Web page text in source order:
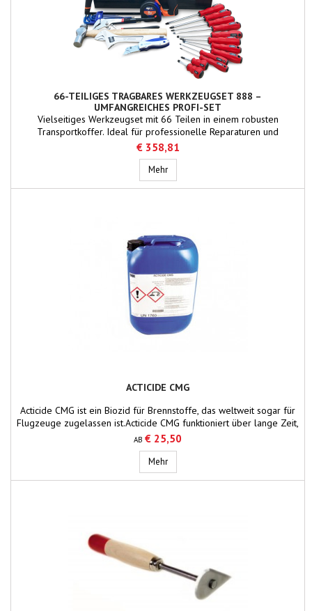
66-TEILIGES TRAGBARES WERKZEUGSET 888 –
UMFANGREICHES PROFI-SET
Vielseitiges Werkzeugset mit 66 Teilen in einem robusten
Transportkoffer. Ideal für professionelle Reparaturen und
Wartungsarbeiten an Bord oder in der Werkstatt. Hochwertige
Werkzeuge für eine breite Palette von Anwendungen.
€ 358,81
Mehr66-teiliges tragbares Werkzeugset
ACTICIDE CMG
Acticide CMG ist ein Biozid für Brennstoffe, das weltweit sogar für
Flugzeuge zugelassen ist.Acticide CMG funktioniert über lange Zeit,
es ist jedoch sinnvoll, bei jedem Auftanken die richtige Menge an
Acticide CMG zu verwenden. Verpackungseinheiten: 0,5L - 15 Stück
1L - 12 Stück 5L / 20 L - 1 Stück Preis per Stück
AB € 25,50
MehrActicide CMG